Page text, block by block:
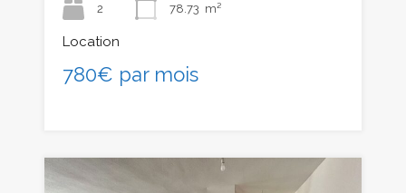
2
78.73 m²
Location
780€ par mois